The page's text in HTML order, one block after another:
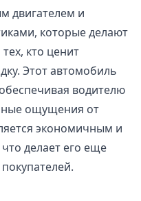
двигателем и
которые делают
кто ценит
Этот автомобиль
водителю
ощущения от
экономичным и
делает его еще